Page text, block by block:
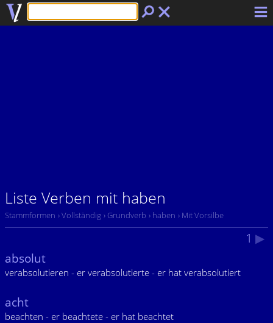
Liste Verben mit haben
Stammformen › Vollständig › Grundverb › haben › Mit Vorsilbe
1 ▶
absolut
verabsolutieren - er verabsolutierte - er hat verabsolutiert
acht
beachten - er beachtete - er hat beachtet